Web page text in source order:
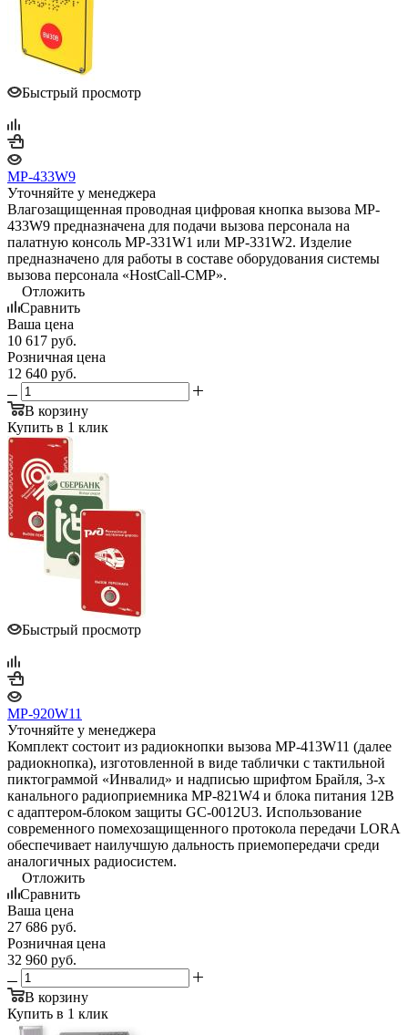
Быстрый просмотр
MP-433W9
Уточняйте у менеджера
Влагозащищенная проводная цифровая кнопка вызова MP-
433W9 предназначена для подачи вызова персонала на
палатную консоль MP-331W1 или MP-331W2. Изделие
предназначено для работы в составе оборудования системы
вызова персонала «HostCall-CMP».
Отложить
Сравнить
Ваша цена
10 617 руб.
Розничная цена
12 640 руб.
В корзину
Купить в 1 клик
Быстрый просмотр
MP-920W11
Уточняйте у менеджера
Комплект состоит из радиокнопки вызова MP-413W11 (далее
радиокнопка), изготовленной в виде таблички с тактильной
пиктограммой «Инвалид» и надписью шрифтом Брайля, 3-х
канального радиоприемника MP-821W4 и блока питания 12В
с адаптером-блоком защиты GC-0012U3. Использование
современного помехозащищенного протокола передачи LORA
обеспечивает наилучшую дальность приемопередачи среди
аналогичных радиосистем.
Отложить
Сравнить
Ваша цена
27 686 руб.
Розничная цена
32 960 руб.
В корзину
Купить в 1 клик